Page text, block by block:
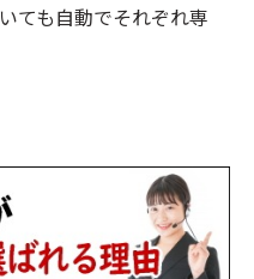
ても自動でそれぞれ専